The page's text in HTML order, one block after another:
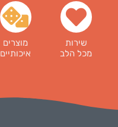
שירות
מכל הלב
מוצרים
איכותיים